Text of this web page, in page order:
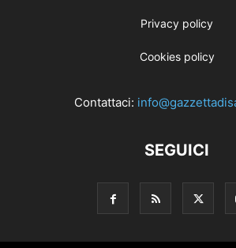
Privacy policy
Cookies policy
Contattaci:
SEGUICI